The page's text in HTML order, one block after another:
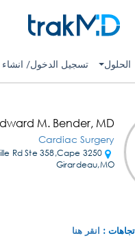
الحلول تسجيل الدخول/
M. Bender, MD
Cardiac Surgery
Rd Ste 358,Cape
Girardeau,MO
: انقر هنا